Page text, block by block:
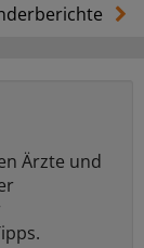
Ärzte und